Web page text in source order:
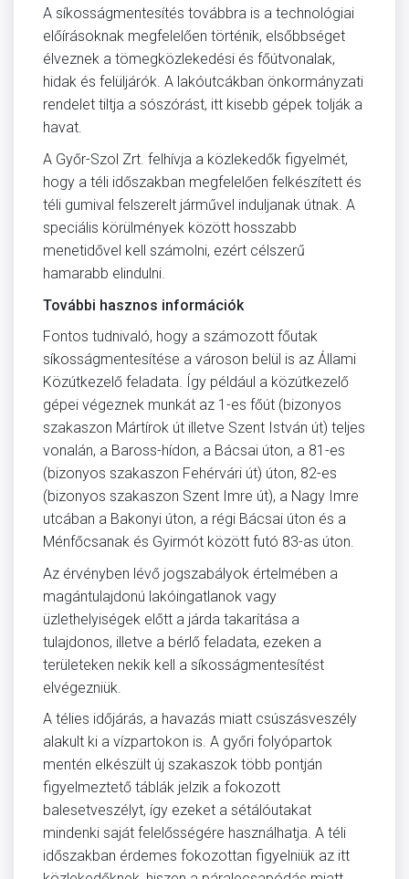
A síkosságmentesítés továbbra is a technológiai
előírásoknak megfelelően történik, elsőbbséget
élveznek a tömegközlekedési és főútvonalak,
hidak és felüljárók. A lakóutcákban önkormányzati
rendelet tiltja a sószórást, itt kisebb gépek tolják a
havat.
A Győr-Szol Zrt. felhívja a közlekedők figyelmét,
hogy a téli időszakban megfelelően felkészített és
téli gumival felszerelt járművel induljanak útnak. A
speciális körülmények között hosszabb
menetidővel kell számolni, ezért célszerű
hamarabb elindulni.
További hasznos információk
Fontos tudnivaló, hogy a számozott főutak
síkosságmentesítése a városon belül is az Állami
Közútkezelő feladata. Így például a közútkezelő
gépei végeznek munkát az 1-es főút (bizonyos
szakaszon Mártírok út illetve Szent István út) teljes
vonalán, a Baross-hídon, a Bácsai úton, a 81-es
(bizonyos szakaszon Fehérvári út) úton, 82-es
(bizonyos szakaszon Szent Imre út), a Nagy Imre
utcában a Bakonyi úton, a régi Bácsai úton és a
Ménfőcsanak és Gyirmót között futó 83-as úton.
Az érvényben lévő jogszabályok értelmében a
magántulajdonú lakóingatlanok vagy
üzlethelyiségek előtt a járda takarítása a
tulajdonos, illetve a bérlő feladata, ezeken a
területeken nekik kell a síkosságmentesítést
elvégezniük.
A télies időjárás, a havazás miatt csúszásveszély
alakult ki a vízpartokon is. A győri folyópartok
mentén elkészült új szakaszok több pontján
figyelmeztető táblák jelzik a fokozott
balesetveszélyt, így ezeket a sétálóutakat
mindenki saját felelősségére használhatja. A téli
időszakban érdemes fokozottan figyelniük az itt